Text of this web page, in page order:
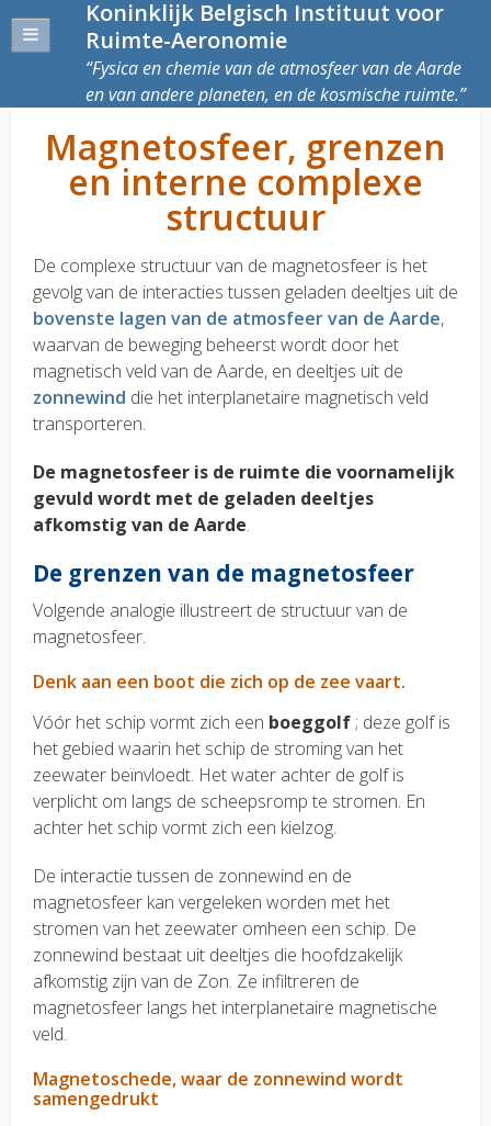
Koninklijk Belgisch Instituut voor
Ruimte-Aeronomie
Fysica en chemie van de atmosfeer van de Aarde
en van andere planeten, en de kosmische ruimte.
Magnetosfeer, grenzen
en interne complexe
structuur
De complexe structuur van de magnetosfeer is het
gevolg van de interacties tussen geladen deeltjes uit de
bovenste lagen van de atmosfeer van de Aarde,
waarvan de beweging beheerst wordt door het
magnetisch veld van de Aarde, en deeltjes uit de
zonnewind die het interplanetaire magnetisch veld
transporteren.
De magnetosfeer is de ruimte die voornamelijk
gevuld wordt met de geladen deeltjes
afkomstig van de Aarde.
De grenzen van de magnetosfeer
Volgende analogie illustreert de structuur van de
magnetosfeer.
Denk aan een boot die zich op de zee vaart.
Vóór het schip vormt zich een boeggolf; deze golf is
het gebied waarin het schip de stroming van het
zeewater beïnvloedt. Het water achter de golf is
verplicht om langs de scheepsromp te stromen. En
achter het schip vormt zich een kielzog.
De interactie tussen de zonnewind en de
magnetosfeer kan vergeleken worden met het
stromen van het zeewater omheen een schip. De
zonnewind bestaat uit deeltjes die hoofdzakelijk
afkomstig zijn van de Zon. Ze infiltreren de
magnetosfeer langs het interplanetaire magnetische
veld.
Magnetoschede, waar de zonnewind wordt
samengedrukt